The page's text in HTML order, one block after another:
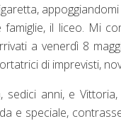
famiglie, il liceo. Mi
a venerdì 8
di imprevisti,
sedici anni, e
e speciale,